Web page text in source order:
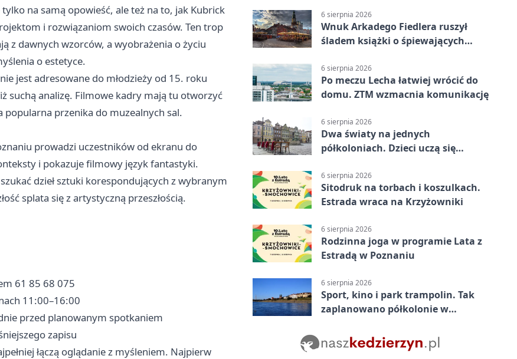
na samą opowieść, ale też na to, jak Kubrick
i rozwiązaniom swoich czasów. Ten trop
z dawnych wzorców, a wyobrażenia o życiu
o estetyce.
jest adresowane do młodzieży od 15. roku
suchą analizę. Filmowe kadry mają tu otworzyć
przenika do muzealnych sal.
prowadzi uczestników od ekranu do
i pokazuje filmowy język fantastyki.
dzieł sztuki korespondujących z wybranym
splata się z artystyczną przeszłością.
61 85 68 075
11:00–16:00
przed planowanym spotkaniem
zapisu
łączą oglądanie z myśleniem. Najpierw
6 sierpnia 2026
Wnuk Arkadego Fiedlera ruszył
śladem książki o śpiewających
6 sierpnia 2026
Po meczu Lecha łatwiej wrócić do
domu. ZTM wzmacnia komunikację
6 sierpnia 2026
Dwa światy na jednych
półkoloniach. Dzieci uczą się
6 sierpnia 2026
Sitodruk na torbach i koszulkach.
Estrada wraca na Krzyżowniki
6 sierpnia 2026
Rodzinna joga w programie Lata z
Estradą w Poznaniu
6 sierpnia 2026
Sport, kino i park trampolin. Tak
zaplanowano półkolonie w